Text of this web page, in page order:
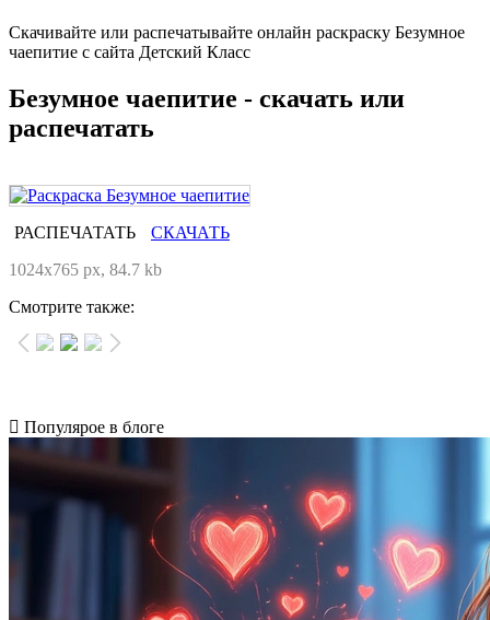
Скачивайте или распечатывайте онлайн раскраску Безумное
чаепитие с сайта Детский Класс
Безумное чаепитие - скачать или
распечатать
РАСПЕЧАТАТЬ
СКАЧАТЬ
1024x765 px, 84.7 kb
Смотрите также:
Популярое в блоге